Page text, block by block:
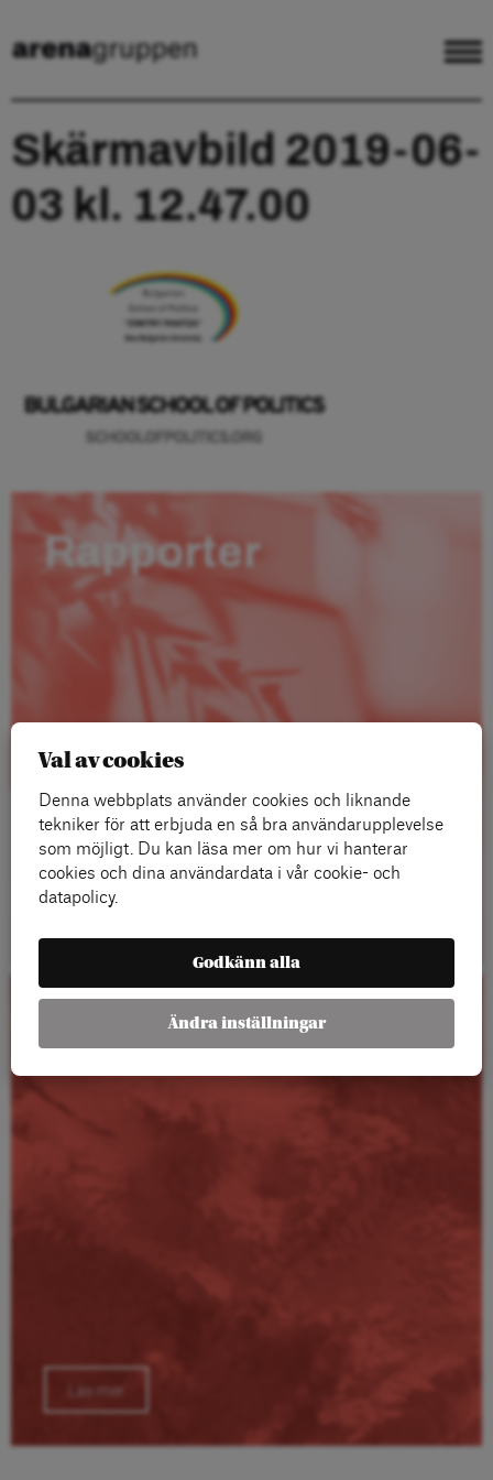
Skärmavbild 2019-06-
03 kl. 12.47.00
Rapporter
Läs mer
Kalender
Läs mer
Val av cookies
Denna webbplats använder cookies och liknande
tekniker för att erbjuda en så bra användarupplevelse
som möjligt. Du kan läsa mer om hur vi hanterar
cookies och dina användardata i vår cookie- och
datapolicy.
Godkänn alla
Ändra inställningar